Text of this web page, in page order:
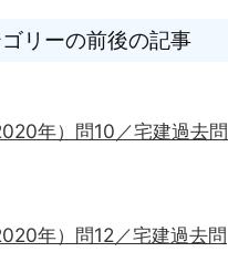
リーの前後の記事
年）問10／宅建過去問
年）問12／宅建過去問